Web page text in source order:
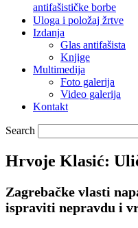
antifašističke borbe
Uloga i položaj žrtve
Izdanja
Glas antifašista
Knjige
Multimedija
Foto galerija
Video galerija
Kontakt
Search
Hrvoje Klasić:
Zagrebačke vlasti
ispraviti nepravdu i